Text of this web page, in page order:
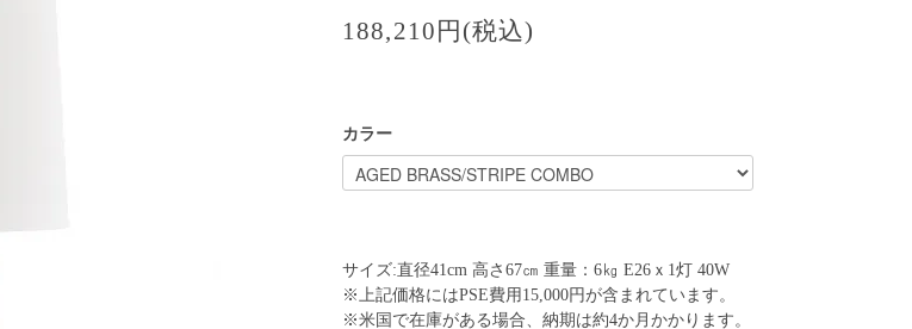
188,210円(税込)
カラー
サイズ:直径41cm 高さ67㎝ 重量：6㎏ E26ｘ1灯 40W
※上記価格にはPSE費用15,000円が含まれています。
※米国で在庫がある場合、納期は約4か月かかります。